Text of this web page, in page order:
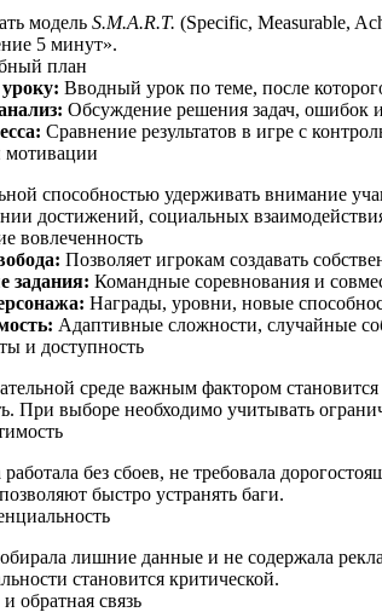
модель S.M.A.R.T. (Specific, Measurable,
5 минут».
план
Вводный урок по теме, после
Обсуждение решения задач, ошибок
Сравнение результатов в игре с
мотивации
способностью удерживать внимание
достижений, социальных
вовлеченность
Позволяет игрокам создавать
задания: Командные соревнования и
Награды, уровни, новые
Адаптивные сложности, случайные
и доступность
среде важным фактором
При выборе необходимо учитывать
без сбоев, не требовала
быстро устранять баги.
лишние данные и не содержала
становится критической.
обратная связь